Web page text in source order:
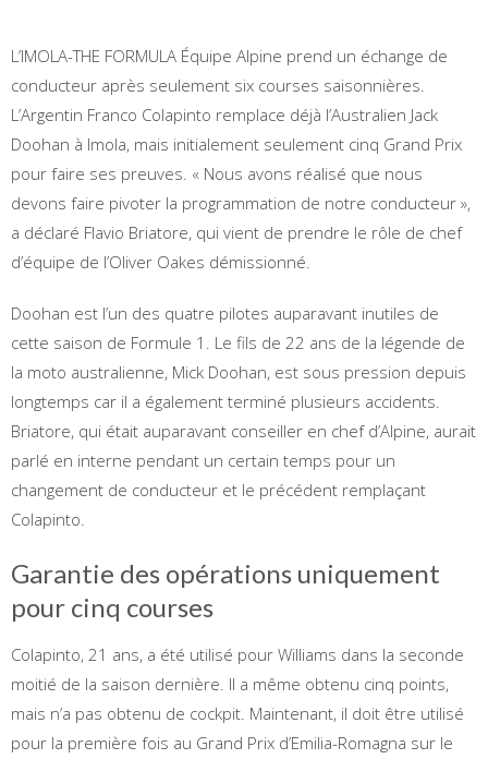
L’IMOLA-THE FORMULA Équipe Alpine prend un échange de
conducteur après seulement six courses saisonnières.
L’Argentin Franco Colapinto remplace déjà l’Australien Jack
Doohan à Imola, mais initialement seulement cinq Grand Prix
pour faire ses preuves. « Nous avons réalisé que nous
devons faire pivoter la programmation de notre conducteur »,
a déclaré Flavio Briatore, qui vient de prendre le rôle de chef
d’équipe de l’Oliver Oakes démissionné.
Doohan est l’un des quatre pilotes auparavant inutiles de
cette saison de Formule 1. Le fils de 22 ans de la légende de
la moto australienne, Mick Doohan, est sous pression depuis
longtemps car il a également terminé plusieurs accidents.
Briatore, qui était auparavant conseiller en chef d’Alpine, aurait
parlé en interne pendant un certain temps pour un
changement de conducteur et le précédent remplaçant
Colapinto.
Garantie des opérations uniquement
pour cinq courses
Colapinto, 21 ans, a été utilisé pour Williams dans la seconde
moitié de la saison dernière. Il a même obtenu cinq points,
mais n’a pas obtenu de cockpit. Maintenant, il doit être utilisé
pour la première fois au Grand Prix d’Emilia-Romagna sur le